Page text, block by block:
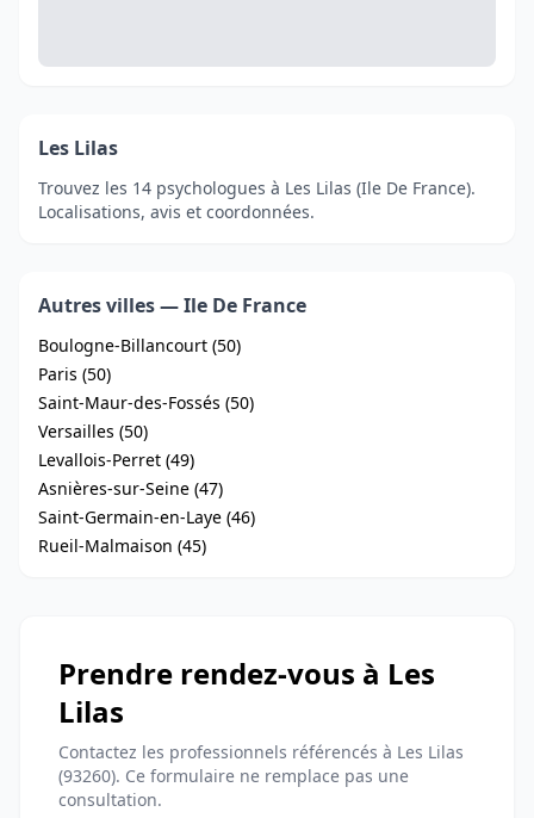
Les Lilas
Trouvez les 14 psychologues à Les Lilas (Ile De France).
Localisations, avis et coordonnées.
Autres villes — Ile De France
Boulogne-Billancourt (50)
Paris (50)
Saint-Maur-des-Fossés (50)
Versailles (50)
Levallois-Perret (49)
Asnières-sur-Seine (47)
Saint-Germain-en-Laye (46)
Rueil-Malmaison (45)
Prendre rendez-vous à Les
Lilas
Contactez les professionnels référencés à Les Lilas
(93260). Ce formulaire ne remplace pas une
consultation.